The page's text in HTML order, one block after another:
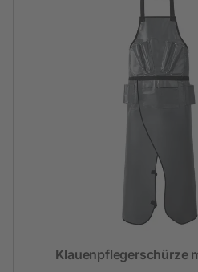
Klauenpflegerschürze